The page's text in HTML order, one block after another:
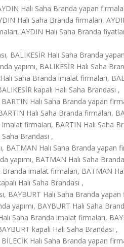
Halı Saha Branda yapan
Halı Saha Branda firmaları,
AYDIN Halı Saha Branda
BALIKESİR Halı Saha Branda
yapımı, BALIKESİR Halı Saha
Saha Branda imalat firmaları,
kapalı Halı Saha Brandası ,
BARTIN Halı Saha Branda yapan
Halı Saha Branda firmaları,
firmaları, BARTIN Halı Saha
Brandası ,
BATMAN Halı Saha Branda yapan
yapımı, BATMAN Halı Saha
imalat firmaları, BATMAN
Halı Saha Brandası ,
BAYBURT Halı Saha Branda
yapımı, BAYBURT Halı Saha
Saha Branda imalat firmaları,
kapalı Halı Saha Brandası ,
BİLECİK Halı Saha Branda yapan